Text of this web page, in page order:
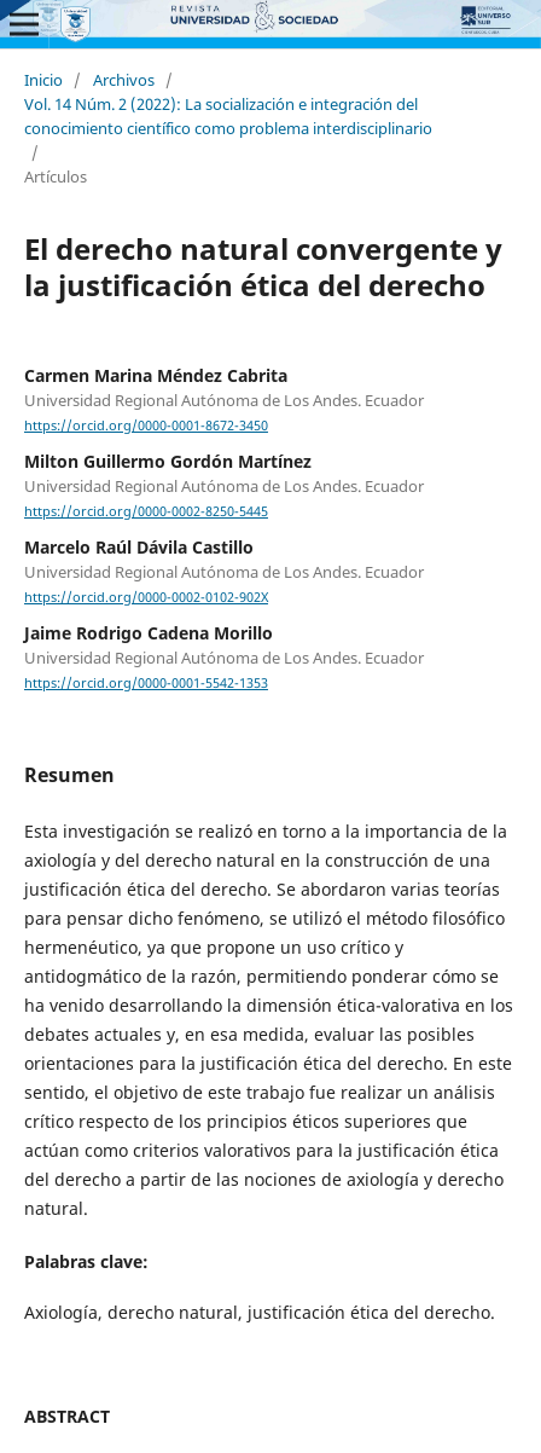
Inicio / Archivos /
Vol. 14 Núm. 2 (2022): La socialización e integración del
conocimiento científico como problema interdisciplinario
/
Artículos
El derecho natural convergente y
la justificación ética del derecho
Carmen Marina Méndez Cabrita
Universidad Regional Autónoma de Los Andes. Ecuador
https://orcid.org/0000-0001-8672-3450
Milton Guillermo Gordón Martínez
Universidad Regional Autónoma de Los Andes. Ecuador
https://orcid.org/0000-0002-8250-5445
Marcelo Raúl Dávila Castillo
Universidad Regional Autónoma de Los Andes. Ecuador
https://orcid.org/0000-0002-0102-902X
Jaime Rodrigo Cadena Morillo
Universidad Regional Autónoma de Los Andes. Ecuador
https://orcid.org/0000-0001-5542-1353
Resumen
Esta investigación se realizó en torno a la importancia de la
axiología y del derecho natural en la construcción de una
justificación ética del derecho. Se abordaron varias teorías
para pensar dicho fenómeno, se utilizó el método filosófico
hermenéutico, ya que propone un uso crítico y
antidogmático de la razón, permitiendo ponderar cómo se
ha venido desarrollando la dimensión ética-valorativa en los
debates actuales y, en esa medida, evaluar las posibles
orientaciones para la justificación ética del derecho. En este
sentido, el objetivo de este trabajo fue realizar un análisis
crítico respecto de los principios éticos superiores que
actúan como criterios valorativos para la justificación ética
del derecho a partir de las nociones de axiología y derecho
natural.
Palabras clave:
Axiología, derecho natural, justificación ética del derecho.
ABSTRACT